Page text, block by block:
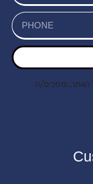
האתר, ומסכים/ה